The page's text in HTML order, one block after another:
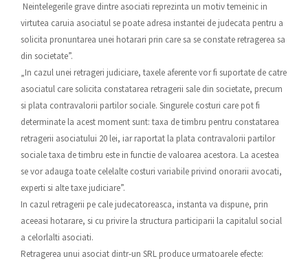
Neintelegerile grave dintre asociati reprezinta un motiv temeinic in
virtutea caruia asociatul se poate adresa instantei de judecata pentru a
solicita pronuntarea unei hotarari prin care sa se constate retragerea sa
din societate”.
„In cazul unei retrageri judiciare, taxele aferente vor fi suportate de catre
asociatul care solicita constatarea retragerii sale din societate, precum
si plata contravalorii partilor sociale. Singurele costuri care pot fi
determinate la acest moment sunt: taxa de timbru pentru constatarea
retragerii asociatului 20 lei, iar raportat la plata contravalorii partilor
sociale taxa de timbru este in functie de valoarea acestora. La acestea
se vor adauga toate celelalte costuri variabile privind onorarii avocati,
experti si alte taxe judiciare”.
In cazul retragerii pe cale judecatoreasca, instanta va dispune, prin
aceeasi hotarare, si cu privire la structura participarii la capitalul social
a celorlalti asociati.
Retragerea unui asociat dintr-un SRL produce urmatoarele efecte: